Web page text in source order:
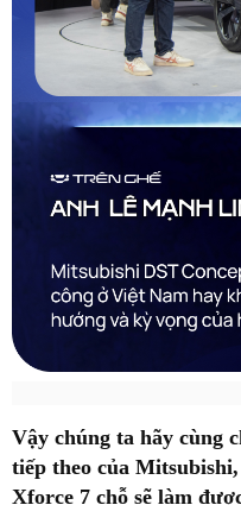
Vậy chúng ta hãy cùng
tiếp theo của
Xforce 7 chỗ sẽ làm